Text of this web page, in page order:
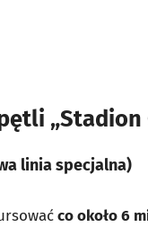
linia specjalna)
co około 6